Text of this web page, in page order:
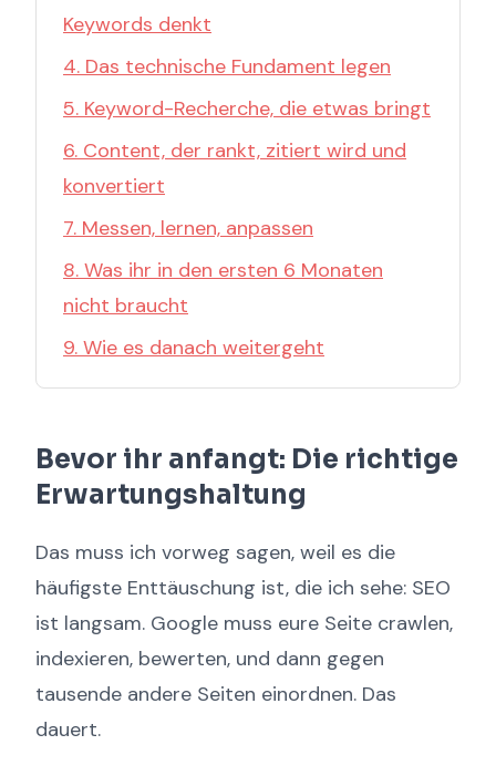
Keywords denkt
4. Das technische Fundament legen
5. Keyword-Recherche, die etwas bringt
6. Content, der rankt, zitiert wird und
konvertiert
7. Messen, lernen, anpassen
8. Was ihr in den ersten 6 Monaten
nicht braucht
9. Wie es danach weitergeht
Bevor ihr anfangt: Die richtige
Erwartungshaltung
Das muss ich vorweg sagen, weil es die
häufigste Enttäuschung ist, die ich sehe: SEO
ist langsam. Google muss eure Seite crawlen,
indexieren, bewerten, und dann gegen
tausende andere Seiten einordnen. Das
dauert.